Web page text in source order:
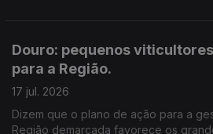
Douro: pequenos
para a Região.
17 jul. 2026
Dizem que o plano de ação para a
Região demarcada favorece os